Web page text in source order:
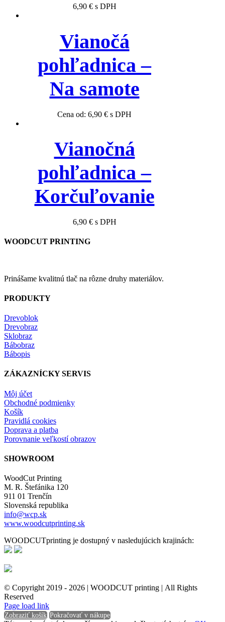
6,90 €s DPH
Vianočá
pohľadnica –
Na samote
Cena od: 6,90 € s DPH
Vianočná
pohľadnica –
Korčuľovanie
6,90 €s DPH
WOODCUT PRINTING
Prinášame kvalitnú tlač na rôzne druhy materiálov.
PRODUKTY
Drevoblok
Drevobraz
Sklobraz
Bábobraz
Bábopis
ZÁKAZNÍCKY SERVIS
Môj účet
Obchodné podmienky
Košík
Pravidlá cookies
Doprava a platba
Porovnanie veľkostí obrazov
SHOWROOM
WoodCut Printing
M. R. Štefánika 120
911 01 Trenčín
Slovenská republika
info@wcp.sk
www.woodcutprinting.sk
WOODCUTprinting je dostupný v nasledujúcich krajinách:
© Copyright 2019 - 2026 | WOODCUT printing | All Rights
Reserved
Facebook
Instagram
Page load link
Zobraziť košík Pokračovať v nákupe